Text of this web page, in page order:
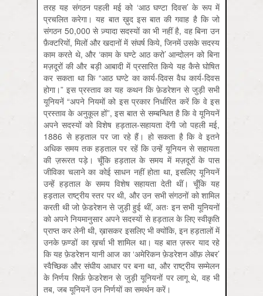
तरह यह संगठन पहली मई को ‘आठ घण्टा दिवस’ के रूप में
प्रचलित करेगा। यह बात ख़ुद इस बात की गवाह है कि जो
संगठन 50,000 से ज़्यादा सदस्यों का भी नहीं है, वह बिना उन
फ़ैक्टरियों, मिलों और खदानों में संघर्ष किये, जिनमें उसके सदस्य
काम करते थे, और ‘काम के घण्टे आठ करो’ आन्दोलन को बिना
मज़दूरों की और बड़ी आबादी में प्रसारित किये यह कैसे घोषित
कर सकता था कि “आठ घण्टे का कार्य-दिवस वैध कार्य-दिवस
होगा।” इस प्रस्ताव का यह कथन कि फ़ेडरेशन से जुड़ी सभी
यूनियनें “अपने नियमों को इस प्रकार निर्धारित करें कि वे इस
प्रस्ताव के अनुकूल हों”, इस बात से सम्बन्धित है कि वे यूनियनें
अपने सदस्यों को विशेष हड़ताल-सहायता देंगी जो पहली मई,
1886 से हड़ताल पर जा रहे हैं। हो सकता है कि वे इतने
अधिक समय तक हड़ताल पर रहें कि उन्हें यूनियन से सहायता
की ज़रूरत पड़े। चूँकि हड़ताल के समय में मज़दूरों के पास
जीविका चलाने का कोई साधन नहीं होता था, इसलिए यूनियनें
उन्हें हड़ताल के समय विशेष सहायता देती थीं। चूँकि यह
हड़ताल राष्ट्रीय स्तर पर थी, और उन सभी संगठनों को शामिल
करती थी जो फ़ेडरेशन से जुड़ी हुई थीं, अतः इन सभी यूनियनों
को अपने नियमानुसार अपने सदस्यों से हड़ताल के लिए स्वीकृति
प्राप्त कर लेनी थी, ख़ासकर इसलिए भी क्योंकि, इन हड़तालों में
उनके फ़ण्डों का ख़र्चा भी शामिल था। यह बात ज़रूर याद रहे
कि यह फ़ेडरेशन यानी आज का ‘अमेरिकन फ़ेडरेशन ऑफ़ लेबर’
स्वैच्छिक और संघीय आधार पर बना था, और राष्ट्रीय सम्मेलन
के निर्णय सिर्फ़ फ़ेडरेशन से जुड़ी यूनियनों पर लागू थे, वह भी
तब, जब यूनियनें उन निर्णयों का समर्थन करें।